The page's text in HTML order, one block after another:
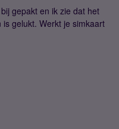
gepakt en ik zie dat het
gelukt. Werkt je simkaart